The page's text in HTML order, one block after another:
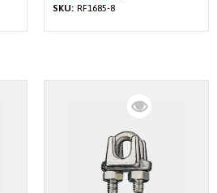
SKU: RF1685-8